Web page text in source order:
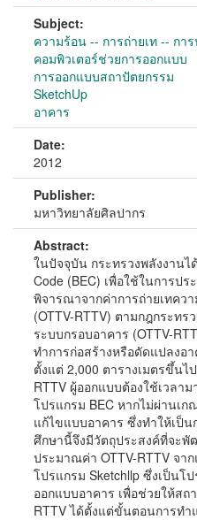
Subject:
ความร้อน -- การถ่ายเท -- กา
คอมพิวเตอร์ช่วยการออกแบบ
การออกแบบสถาปัตยกรรม
SketchUp
อาคาร
Date:
2012
Publisher:
มหาวิทยาลัยศิลปากร
Abstract:
ในปัจจุบัน กระทรวงพลังงานไ
Code (BEC) เพื่อใช้ในการป
พิจารณาจากค่าการถ่ายเทคว
(OTTV-RTTV) ตามกฎกระทร
ระบบกรอบอาคาร (OTTV-
ทำการก่อสร้างหรือดัดแปลงอ
ตั้งแต่ 2,000 ตารางเมตรขึ้นไ
RTTV ผู้ออกแบบต้องใช้เวลา
โปรแกรม BEC หากไม่ผ่านเ
แก้ไขแบบอาคาร ซึ่งทำให้เป็น
ศึกษานี้จึงมีวัตถุประสงค์ที่จะพั
ประมาณค่า OTTV-RTTV จา
โปรแกรม Sketchllp ซึ่งเป็นโ
ออกแบบอาคาร เพื่อช่วยให้สถ
RTTV ได้ตั้งแต่ขั้นตอนการท